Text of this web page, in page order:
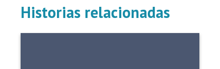
Historias relacionadas